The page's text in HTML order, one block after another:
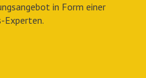
in Form einer
Experten.